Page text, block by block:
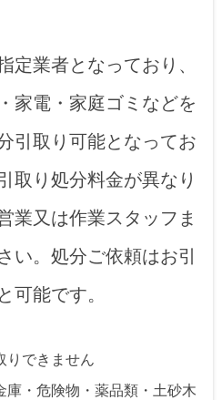
定業者となっており、
家電・家庭ゴミなどを
引取り可能となってお
取り処分料金が異なり
業又は作業スタッフま
い。処分ご依頼はお引
可能です。
りできません
庫・危険物・薬品類・土砂木